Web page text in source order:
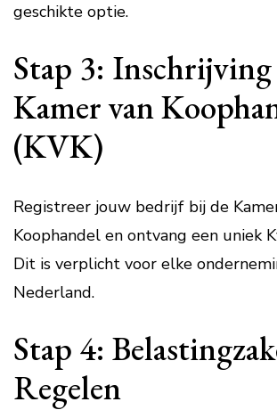
geschikte optie.
Stap 3:
Kamer van
(KVK)
Registreer jouw bedrijf bij de
Koophandel en ontvang een uniek
Dit is verplicht voor elke
Nederland.
Stap 4:
Regelen